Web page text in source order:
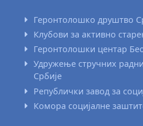
Геронтолошко друштво
Клубови за активно
Геронтолошки центар
Удружење стручних
Србије
Републички завод за
Комора социјалне